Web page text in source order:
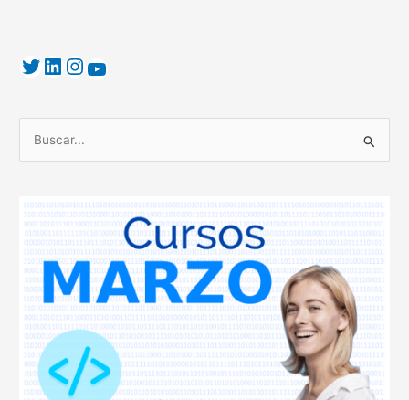
c